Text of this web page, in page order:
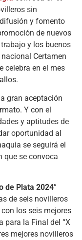
sin
y fomento
de nuevos
y los buenos
Certamen
celebra en el mes
gran aceptación
Y con el
y aptitudes de
oportunidad al
se seguirá el
que se convoca
de Plata 2024”
de seis novilleros
los seis mejores
para la Final del “X
mejores novilleros